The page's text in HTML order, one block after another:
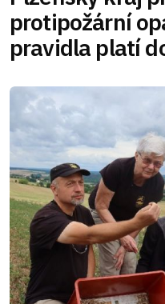
protipožární
pravidla platí